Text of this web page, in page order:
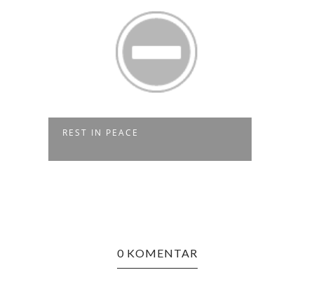
REST IN PEACE
0 KOMENTAR